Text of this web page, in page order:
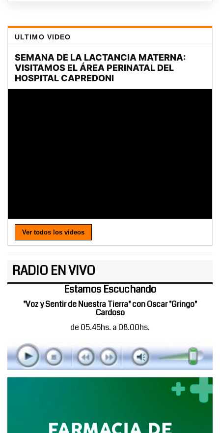
ULTIMO VIDEO
Ver todos los videos
RADIO EN VIVO
Estamos Escuchando
"Voz y Sentir de Nuestra Tierra" con Oscar "Gringo"
Cardoso
de 05.45hs. a 08.00hs.